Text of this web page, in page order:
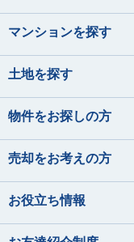
マンションを探す
土地を探す
物件をお探しの方
売却をお考えの方
お役立ち情報